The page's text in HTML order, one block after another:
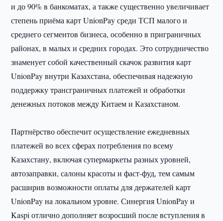
и до 90% в банкоматах, а также существенно увеличивает
степень приёма карт UnionPay среди ТСП малого и
среднего сегментов бизнеса, особенно в приграничных
районах, в малых и средних городах. Это сотрудничество
знаменует собой качественный скачок развития карт
UnionPay внутри Казахстана, обеспечивая надежную
поддержку трансграничных платежей и обработки
денежных потоков между Китаем и Казахстаном.
Партнёрство обеспечит осуществление ежедневных
платежей во всех сферах потребления по всему
Казахстану, включая супермаркеты разных уровней,
автозаправки, салоны красоты и фаст-фуд, тем самым
расширив возможности оплаты для держателей карт
UnionPay на локальном уровне. Синергия UnionPay и
Kaspi отлично дополняет возросший после вступления в